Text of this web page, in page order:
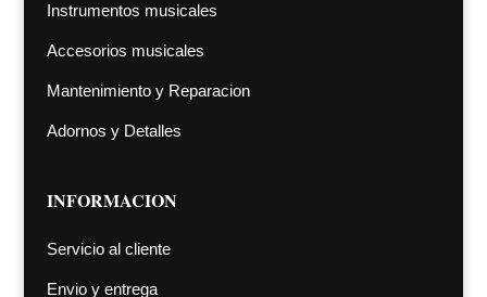
Instrumentos musicales
Accesorios musicales
Mantenimiento y Reparacion
Adornos y Detalles
INFORMACION
Servicio al cliente
Envio y entrega